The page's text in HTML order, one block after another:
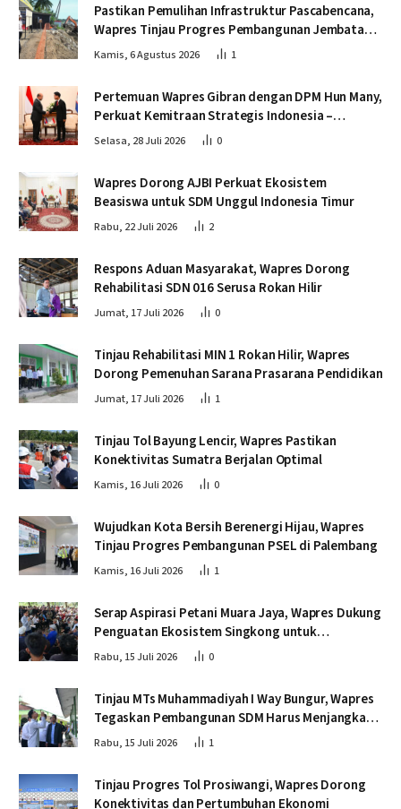
Pastikan Pemulihan Infrastruktur Pascabencana,
Wapres Tinjau Progres Pembangunan Jembatan
Krueng Tingkeum Bireuen
Kamis, 6 Agustus 2026 1
Pertemuan Wapres Gibran dengan DPM Hun Many,
Perkuat Kemitraan Strategis Indonesia –
Kamboja
Selasa, 28 Juli 2026 0
Wapres Dorong AJBI Perkuat Ekosistem
Beasiswa untuk SDM Unggul Indonesia Timur
Rabu, 22 Juli 2026 2
Respons Aduan Masyarakat, Wapres Dorong
Rehabilitasi SDN 016 Serusa Rokan Hilir
Jumat, 17 Juli 2026 0
Tinjau Rehabilitasi MIN 1 Rokan Hilir, Wapres
Dorong Pemenuhan Sarana Prasarana Pendidikan
Jumat, 17 Juli 2026 1
Tinjau Tol Bayung Lencir, Wapres Pastikan
Konektivitas Sumatra Berjalan Optimal
Kamis, 16 Juli 2026 0
Wujudkan Kota Bersih Berenergi Hijau, Wapres
Tinjau Progres Pembangunan PSEL di Palembang
Kamis, 16 Juli 2026 1
Serap Aspirasi Petani Muara Jaya, Wapres Dukung
Penguatan Ekosistem Singkong untuk
Swasembada Pangan
Rabu, 15 Juli 2026 0
Tinjau MTs Muhammadiyah I Way Bungur, Wapres
Tegaskan Pembangunan SDM Harus Menjangkau
Seluruh Sekolah
Rabu, 15 Juli 2026 1
Tinjau Progres Tol Prosiwangi, Wapres Dorong
Konektivitas dan Pertumbuhan Ekonomi